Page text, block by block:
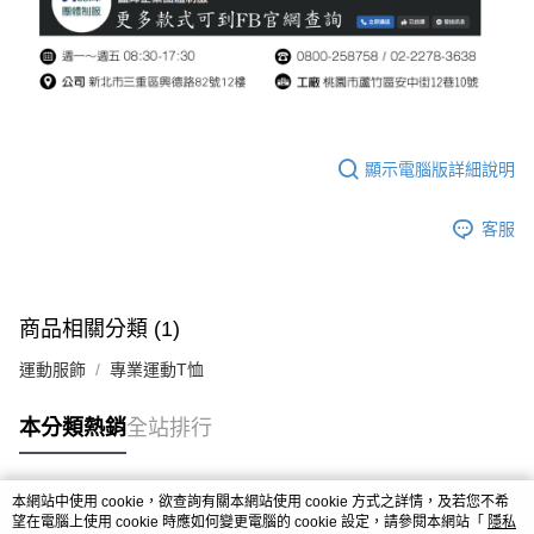
顯示電腦版詳細說明
客服
商品相關分類 (1)
運動服飾 專業運動T恤
本分類熱銷全站排行
熱門標籤
本網站中使用 cookie，欲查詢有關本網站使用 cookie 方式之詳情，及若您不希
望在電腦上使用 cookie 時應如何變更電腦的 cookie 設定，請參閱本網站「 隱私